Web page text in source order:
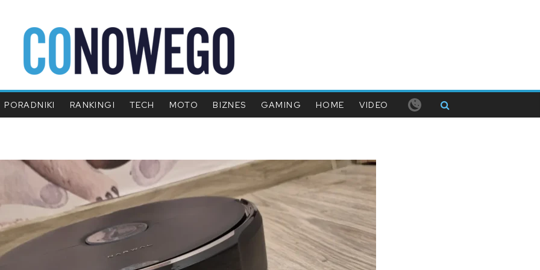
PORADNIKI RANKINGI TECH MOTO BIZNES GAMING HOME VIDEO